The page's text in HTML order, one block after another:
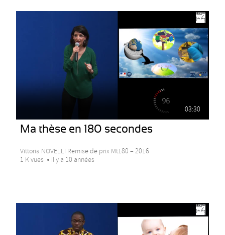
03:30
Ma thèse en 180 secondes
Vittoria NOVELLI Remise de prix Mt180 – 2016
1 K vues
Il y a 10 années